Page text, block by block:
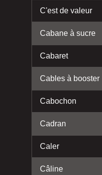
C'est de valeur
Cabane à sucre
Cabaret
Cables à booster
Cabochon
Cadran
Caler
Câline